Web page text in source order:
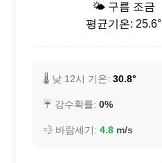
🌤️ 구름 조금
평균기온: 25.6°
🌡️ 낮 12시 기온: 30.8°
☔ 강수확률: 0%
💨 바람세기: 4.8 m/s